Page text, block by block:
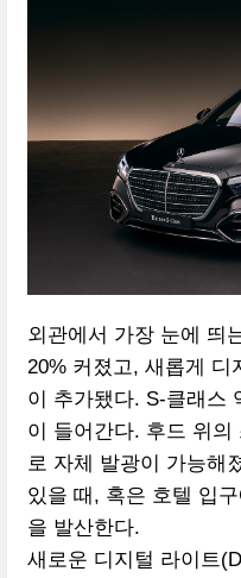
외관에서 가장 눈에 띄
20% 커졌고, 새롭게 디
이 추가됐다. S-클래스
이 들어간다. 후드 위
로 자체 발광이 가능해
있을 때, 혹은 호텔 입
을 발산한다.
새로운 디지털 라이트